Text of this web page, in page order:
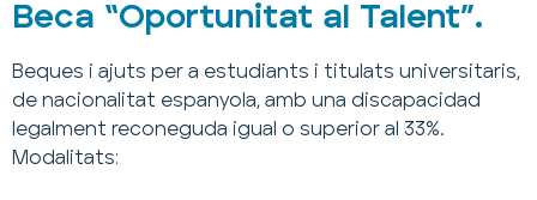
Beca “Oportunitat al Talent”.
Beques i ajuts per a estudiants i titulats universitaris,
de nacionalitat espanyola, amb una discapacidad
legalment reconeguda igual o superior al 33%.
Modalitats: